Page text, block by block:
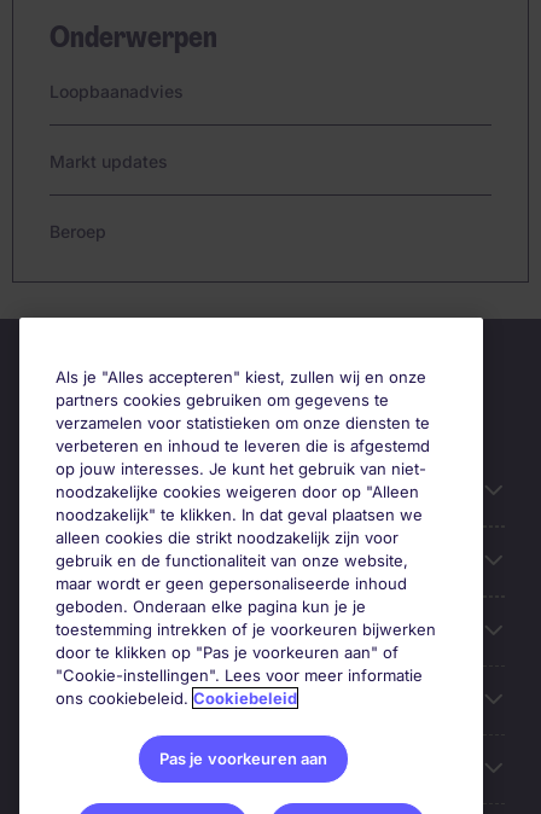
Onderwerpen
Loopbaanadvies
Markt updates
Beroep
Handige informatie
Onze expertise
Google Rating
Mobile apps
Over Michael Page
Als je "Alles accepteren" kiest, zullen wij en onze
partners cookies gebruiken om gegevens te
verzamelen voor statistieken om onze diensten te
verbeteren en inhoud te leveren die is afgestemd
op jouw interesses. Je kunt het gebruik van niet-
noodzakelijke cookies weigeren door op "Alleen
noodzakelijk" te klikken. In dat geval plaatsen we
alleen cookies die strikt noodzakelijk zijn voor
gebruik en de functionaliteit van onze website,
maar wordt er geen gepersonaliseerde inhoud
geboden. Onderaan elke pagina kun je je
toestemming intrekken of je voorkeuren bijwerken
door te klikken op "Pas je voorkeuren aan" of
"Cookie-instellingen". Lees voor meer informatie
ons cookiebeleid. Cookiebeleid
Pas je voorkeuren aan